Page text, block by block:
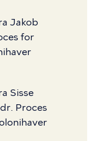
Jakob
for
Sisse
Proces